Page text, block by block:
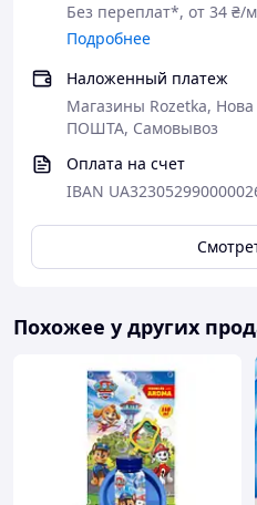
Без переплат*, от 34 ₴/
Подробнее
Наложенный платеж
Магазины Rozetka,
ПОШТА, Самовывоз
Оплата на счет
IBAN
Похожее у других